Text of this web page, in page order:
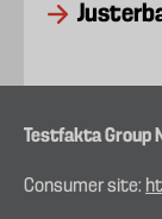
Testfakta Group
Consumer site: